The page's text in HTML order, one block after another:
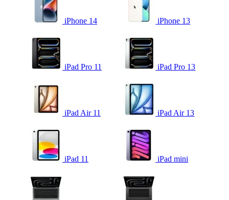
iPhone 14 iPhone 13
iPad Pro 11 iPad Pro 13
iPad Air 11 iPad Air 13
iPad 11 iPad mini